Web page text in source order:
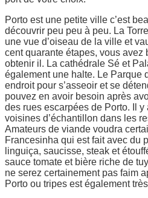
Porto est une petite ville c’est
découvrir peu peu à peu. La
une vue d’oiseau de la ville et
cent quarante étapes, vous avez
obtenir il. La cathédrale Sé et
également une halte. Le Parque
endroit pour s’asseoir et se
pouvez en avoir besoin après
des rues escarpées de Porto. Il
voisines d’échantillon dans les
Amateurs de viande voudra
Francesinha qui est fait avec du
linguiça, saucisse, steak et
sauce tomate et bière riche de
ne serez certainement pas faim
Porto ou tripes est également